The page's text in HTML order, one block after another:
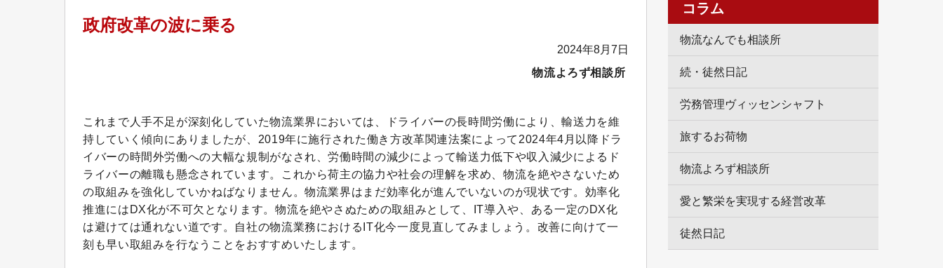
政府改革の波に乗る
2024年8月7日
物流よろず相談所
これまで人手不足が深刻化していた物流業界においては、ドライバーの長時間労働により、輸送力を維
持していく傾向にありましたが、2019年に施行された働き方改革関連法案によって2024年4月以降ドラ
イバーの時間外労働への大幅な規制がなされ、労働時間の減少によって輸送力低下や収入減少によるド
ライバーの離職も懸念されています。これから荷主の協力や社会の理解を求め、物流を絶やさないため
の取組みを強化していかねばなりません。物流業界はまだ効率化が進んでいないのが現状です。効率化
推進にはDX化が不可欠となります。物流を絶やさぬための取組みとして、IT導入や、ある一定のDX化
は避けては通れない道です。自社の物流業務におけるIT化今一度見直してみましょう。改善に向けて一
刻も早い取組みを行なうことをおすすめいたします。
コラム
物流なんでも相談所
続・徒然日記
労務管理ヴィッセンシャフト
旅するお荷物
物流よろず相談所
愛と繁栄を実現する経営改革
徒然日記